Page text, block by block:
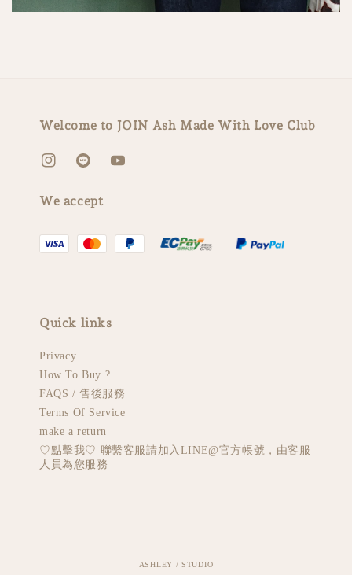
Welcome to JOIN Ash Made With Love Club
We accept
Quick links
Privacy
How To Buy ?
FAQS / 售後服務
Terms Of Service
make a return
♡︎點擊我♡︎ 聯繫客服請加入LINE@官方帳號，由客服
人員為您服務
ASHLEY / STUDIO